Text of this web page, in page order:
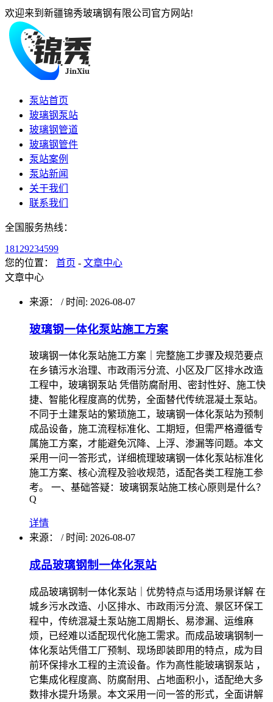
欢迎来到新疆锦秀玻璃钢有限公司官方网站!
泵站首页
玻璃钢泵站
玻璃钢管道
玻璃钢管件
泵站案例
泵站新闻
关于我们
联系我们
全国服务热线：
18129234599
您的位置： 首页 - 文章中心
文章中心
来源： / 时间: 2026-08-07
玻璃钢一体化泵站施工方案
玻璃钢一体化泵站施工方案｜完整施工步骤及规范要点
在乡镇污水治理、市政雨污分流、小区及厂区排水改造
工程中，玻璃钢泵站 凭借防腐耐用、密封性好、施工快
捷、智能化程度高的优势，全面替代传统混凝土泵站。
不同于土建泵站的繁琐施工，玻璃钢一体化泵站为预制
成品设备，施工流程标准化、工期短，但需严格遵循专
属施工方案，才能避免沉降、上浮、渗漏等问题。本文
采用一问一答形式，详细梳理玻璃钢一体化泵站标准化
施工方案、核心流程及验收规范，适配各类工程施工参
考。 一、基础答疑：玻璃钢泵站施工核心原则是什么？
Q
详情
来源：
/ 时间: 2026-08-07
成品玻璃钢制一体化泵站
成品玻璃钢制一体化泵站｜优势特点与适用场景详解 在
城乡污水改造、小区排水、市政雨污分流、景区环保工
程中，传统混凝土泵站施工周期长、易渗漏、运维麻
烦，已经难以适配现代化施工需求。而成品玻璃钢制一
体化泵站凭借工厂预制、现场即装即用的特点，成为目
前环保排水工程的主流设备。作为高性能玻璃钢泵站 ，
它集成化程度高、防腐耐用、占地面积小，适配绝大多
数排水提升场景。本文采用一问一答的形式，全面讲解